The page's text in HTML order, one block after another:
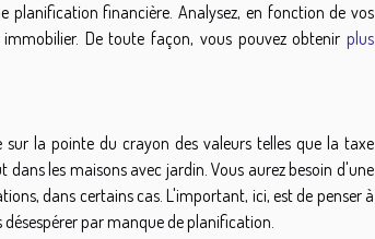
financière. Analysez, en fonction de vos
De toute façon, vous pouvez obtenir plus
la pointe du crayon des valeurs telles que la taxe
les maisons avec jardin. Vous aurez besoin d'une
dans certains cas. L'important, ici, est de penser à
par manque de planification.